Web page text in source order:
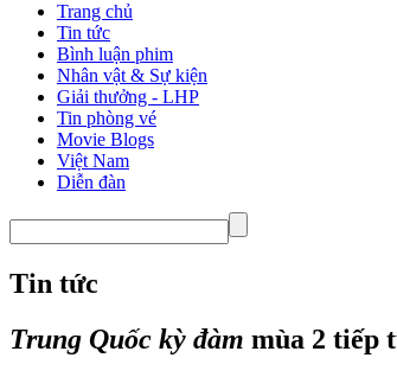
Trang chủ
Tin tức
Bình luận phim
Nhân vật & Sự kiện
Giải thưởng - LHP
Tin phòng vé
Movie Blogs
Việt Nam
Diễn đàn
Tin tức
Trung Quốc kỳ đàm mùa 2 tiếp